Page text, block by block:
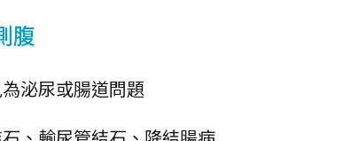
腹
泌尿或腸道問題